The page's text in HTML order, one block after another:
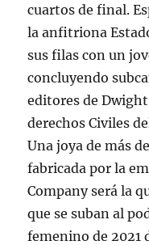
cuartos de final.
la anfitriona
sus filas con un
concluyendo
editores de
derechos Civiles
Una joya de más
fabricada por la
Company será la
que se suban al
femenino de 2021